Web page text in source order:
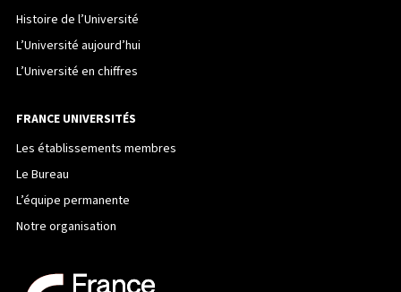
Histoire de l’Université
L’Université aujourd’hui
L’Université en chiffres
FRANCE UNIVERSITÉS
Les établissements membres
Le Bureau
L’équipe permanente
Notre organisation